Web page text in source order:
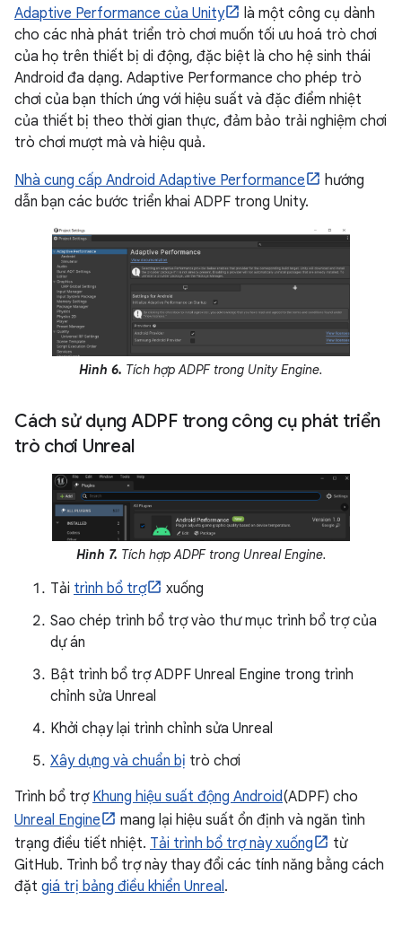
Adaptive Performance của Unity
là một công cụ dành
cho các nhà phát triển trò chơi muốn tối ưu hoá trò chơi
của họ trên thiết bị di động, đặc biệt là cho hệ sinh thái
Android đa dạng. Adaptive Performance cho phép trò
chơi của bạn thích ứng với hiệu suất và đặc điểm nhiệt
của thiết bị theo thời gian thực, đảm bảo trải nghiệm chơi
trò chơi mượt mà và hiệu quả.
Nhà cung cấp Android Adaptive Performance
hướng
dẫn bạn các bước triển khai ADPF trong Unity.
Hình 6. Tích hợp ADPF trong Unity Engine.
Cách sử dụng ADPF trong công cụ phát triển
trò chơi Unreal
Hình 7. Tích hợp ADPF trong Unreal Engine.
Tải trình bổ trợ
xuống
Sao chép trình bổ trợ vào thư mục trình bổ trợ của
dự án
Bật trình bổ trợ ADPF Unreal Engine trong trình
chỉnh sửa Unreal
Khởi chạy lại trình chỉnh sửa Unreal
Xây dựng và chuẩn bị trò chơi
Trình bổ trợ Khung hiệu suất động Android(ADPF) cho
Unreal Engine
mang lại hiệu suất ổn định và ngăn tình
trạng điều tiết nhiệt. Tải trình bổ trợ này xuống
từ
GitHub. Trình bổ trợ này thay đổi các tính năng bằng cách
đặt giá trị bảng điều khiển Unreal.